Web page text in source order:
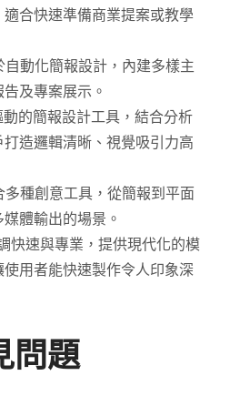
合快速準備商業提案或教學
自動化簡報設計，內建多樣主
及專案展示。
動的簡報設計工具，結合分析
造邏輯清晰、視覺吸引力高
多種創意工具，從簡報到平面
體輸出的場景。
快速與專業，提供現代化的模
用者能快速製作令人印象深
問題